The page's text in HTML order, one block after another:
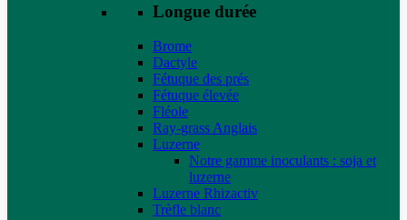
Longue durée
Brome
Dactyle
Fétuque des prés
Fétuque élevée
Fléole
Ray-grass Anglais
Luzerne
Notre gamme inoculants : soja et
luzerne
Luzerne Rhizactiv
Trèfle blanc